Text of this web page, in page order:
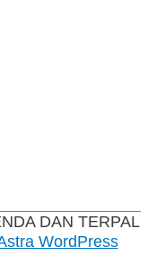
DAN TERPAL
WordPress